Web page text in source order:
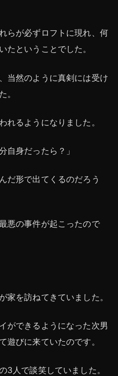
らが必ずロフトに現れ、何
たということでした。
当然のように真剣には受け
。
れるようになりました。
自身だったら？」
だ形で出てくるのだろう
悪の事件が起こったので
家を訪ねてきていました。
ができるようになった次男
遊びに来ていたのです。
3人で談笑していました。